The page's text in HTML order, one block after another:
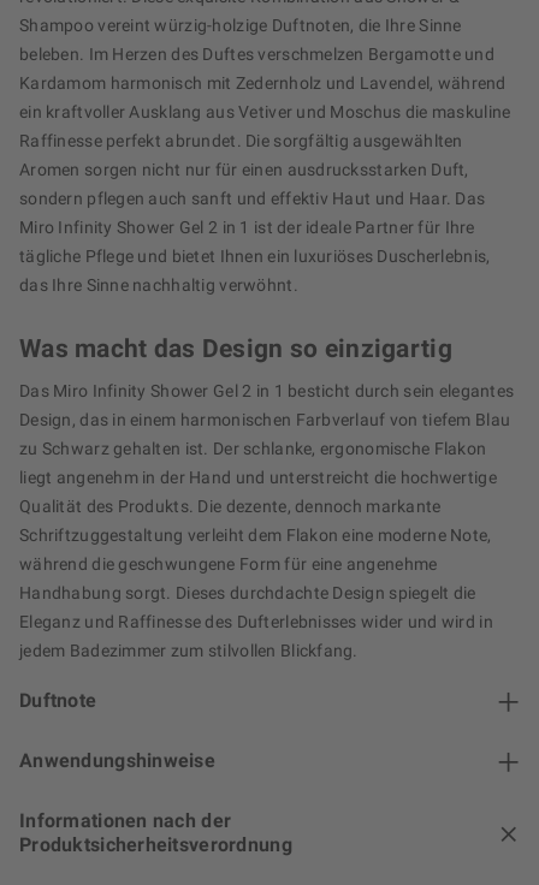
Shampoo vereint würzig-holzige Duftnoten, die Ihre Sinne
beleben. Im Herzen des Duftes verschmelzen Bergamotte und
Kardamom harmonisch mit Zedernholz und Lavendel, während
ein kraftvoller Ausklang aus Vetiver und Moschus die maskuline
Raffinesse perfekt abrundet. Die sorgfältig ausgewählten
Aromen sorgen nicht nur für einen ausdrucksstarken Duft,
sondern pflegen auch sanft und effektiv Haut und Haar. Das
Miro Infinity Shower Gel 2 in 1 ist der ideale Partner für Ihre
tägliche Pflege und bietet Ihnen ein luxuriöses Duscherlebnis,
das Ihre Sinne nachhaltig verwöhnt.
Was macht das Design so einzigartig
Das Miro Infinity Shower Gel 2 in 1 besticht durch sein elegantes
Design, das in einem harmonischen Farbverlauf von tiefem Blau
zu Schwarz gehalten ist. Der schlanke, ergonomische Flakon
liegt angenehm in der Hand und unterstreicht die hochwertige
Qualität des Produkts. Die dezente, dennoch markante
Schriftzuggestaltung verleiht dem Flakon eine moderne Note,
während die geschwungene Form für eine angenehme
Handhabung sorgt. Dieses durchdachte Design spiegelt die
Eleganz und Raffinesse des Dufterlebnisses wider und wird in
jedem Badezimmer zum stilvollen Blickfang.
Duftnote
Anwendungshinweise
Informationen nach der
Produktsicherheitsverordnung